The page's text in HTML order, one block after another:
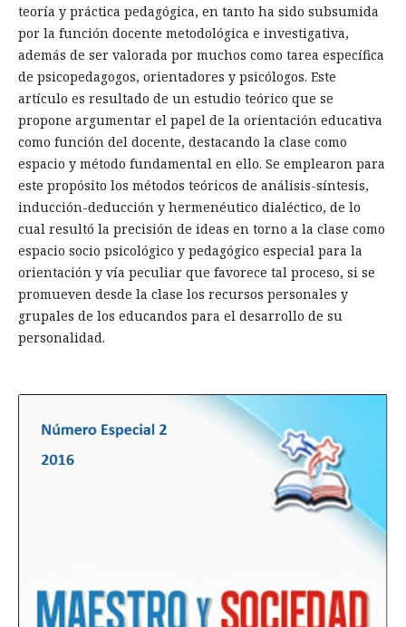
teoría y práctica pedagógica, en tanto ha sido subsumida
por la función docente metodológica e investigativa,
además de ser valorada por muchos como tarea específica
de psicopedagogos, orientadores y psicólogos. Este
artículo es resultado de un estudio teórico que se
propone argumentar el papel de la orientación educativa
como función del docente, destacando la clase como
espacio y método fundamental en ello. Se emplearon para
este propósito los métodos teóricos de análisis-síntesis,
inducción-deducción y hermenéutico dialéctico, de lo
cual resultó la precisión de ideas en torno a la clase como
espacio socio psicológico y pedagógico especial para la
orientación y vía peculiar que favorece tal proceso, si se
promueven desde la clase los recursos personales y
grupales de los educandos para el desarrollo de su
personalidad.